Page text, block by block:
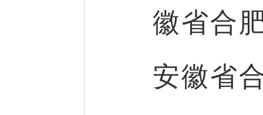
徽省合
安徽省